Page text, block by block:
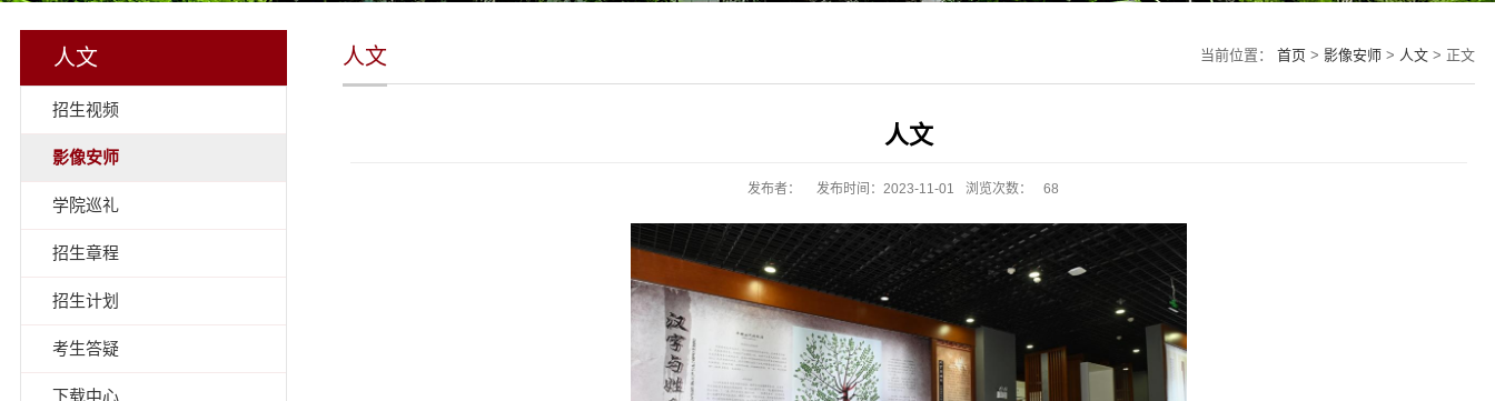
人文
招生视频
影像安师
学院巡礼
招生章程
招生计划
考生答疑
下载中心
当前位置： 首页 > 影像安师 > 人文 > 正文
人文
人文
发布者： 发布时间：2023-11-01 浏览次数： 68